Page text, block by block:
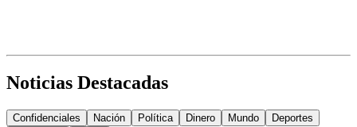
Noticias Destacadas
Confidenciales Nación Política Dinero Mundo
Deportes